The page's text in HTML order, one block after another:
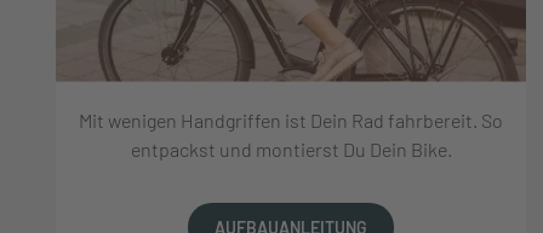
Mit wenigen Handgriffen ist Dein Rad fahrbereit. So
entpackst und montierst Du Dein Bike.
AUFBAUANLEITUNG